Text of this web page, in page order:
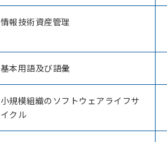
情報技術資産管理
基本用語及び語彙
小規模組織のソフトウェアライフサ
イクル